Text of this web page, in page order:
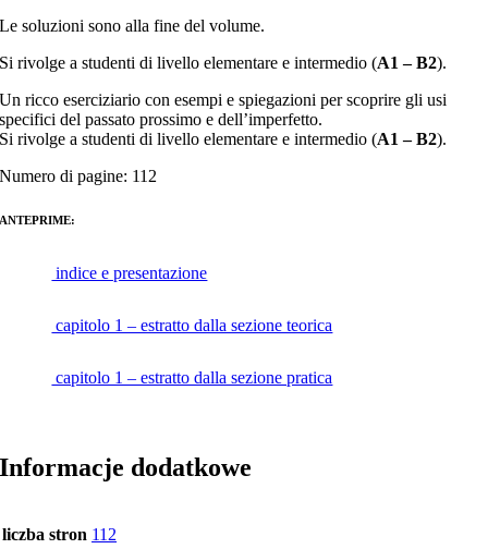
Le soluzioni sono alla fine del volume.
Si rivolge a studenti di livello elementare e intermedio (A1 – B2).
Un ricco eserciziario con esempi e spiegazioni per scoprire gli usi
specifici del passato prossimo e dell’imperfetto.
Si rivolge a studenti di livello elementare e intermedio (A1 – B2).
Numero di pagine: 112
ANTEPRIME:
indice e presentazione
capitolo 1 – estratto dalla sezione teorica
capitolo 1 – estratto dalla sezione pratica
Informacje dodatkowe
liczba stron 112